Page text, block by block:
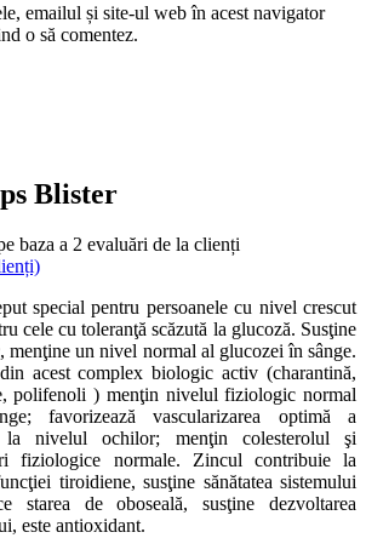
emailul și site-ul web în acest navigator
o să comentez.
Blister
baza a 2 evaluări de la clienți
special pentru persoanele cu nivel crescut
cele cu toleranţă scăzută la glucoză. Susţine
menţine un nivel normal al glucozei în sânge.
acest complex biologic activ (charantină,
polifenoli ) menţin nivelul fiziologic normal
favorizează vascularizarea optimă a
la nivelul ochilor; menţin colesterolul şi
fiziologice normale. Zincul contribuie la
tiroidiene, susţine sănătatea sistemului
starea de oboseală, susţine dezvoltarea
este antioxidant.